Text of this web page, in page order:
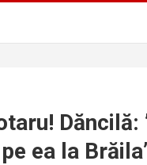
Dăncilă:
ea la